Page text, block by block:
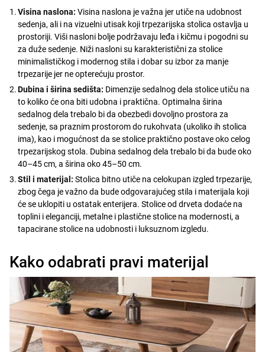
Visina naslona: Visina naslona je važna jer utiče na udobnost
sedenja, ali i na vizuelni utisak koji trpezarijska stolica ostavlja u
prostoriji. Viši nasloni bolje podržavaju leđa i kičmu i pogodni su
za duže sedenje. Niži nasloni su karakteristični za stolice
minimalističkog i modernog stila i dobar su izbor za manje
trpezarije jer ne opterećuju prostor.
Dubina i širina sedišta: Dimenzije sedalnog dela stolice utiču na
to koliko će ona biti udobna i praktična. Optimalna širina
sedalnog dela trebalo bi da obezbedi dovoljno prostora za
sedenje, sa praznim prostorom do rukohvata (ukoliko ih stolica
ima), kao i mogućnost da se stolice praktično postave oko celog
trpezarijskog stola. Dubina sedalnog dela trebalo bi da bude oko
40–45 cm, a širina oko 45–50 cm.
Stil i materijal: Stolica bitno utiče na celokupan izgled trpezarije,
zbog čega je važno da bude odgovarajućeg stila i materijala koji
će se uklopiti u ostatak enterijera. Stolice od drveta dodaće na
toplini i eleganciji, metalne i plastične stolice na modernosti, a
tapacirane stolice na udobnosti i luksuznom izgledu.
Kako odabrati pravi materijal